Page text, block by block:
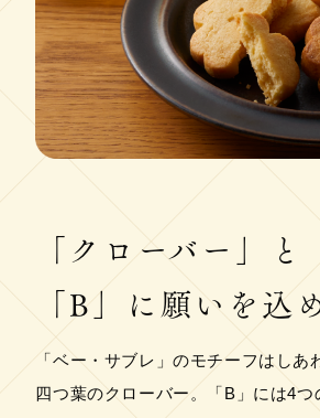
「クローバー」と
「B」に願いを込
「ベー・サブレ」のモチーフはしあ
四つ葉のクローバー。「B」には4つ